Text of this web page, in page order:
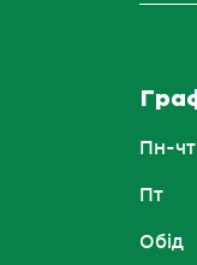
Пн-чт
Пт
Обід